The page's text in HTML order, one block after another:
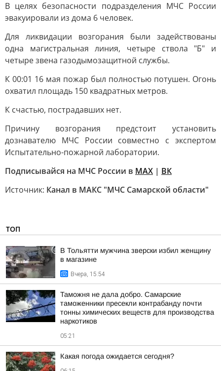
В целях безопасности подразделения МЧС России
эвакуировали из дома 6 человек.
Для ликвидации возгорания были задействованы
одна магистральная линия, четыре ствола "Б" и
четыре звена газодымозащитной службы.
К 00:01 16 мая пожар был полностью потушен. Огонь
охватил площадь 150 квадратных метров.
К счастью, пострадавших нет.
Причину возгорания предстоит установить
дознавателю МЧС России совместно с экспертом
Испытательно-пожарной лаборатории.
Подписывайся на МЧС России в МАХ | ВК
Источник: Канал в МАКС "МЧС Самарской области"
ТОП
В Тольятти мужчина зверски избил женщину
в магазине
Вчера, 15:54
Таможня не дала добро. Самарские
таможенники пресекли контрабанду почти
тонны химических веществ для производства
наркотиков
05:21
Какая погода ожидается сегодня?